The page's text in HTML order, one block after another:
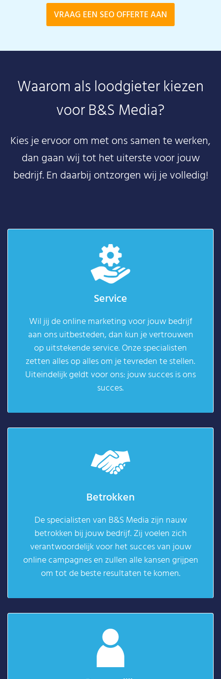
VRAAG EEN SEO OFFERTE AAN
Waarom als loodgieter kiezen
voor B&S Media?
Kies je ervoor om met ons samen te werken,
dan gaan wij tot het uiterste voor jouw
bedrijf. En daarbij ontzorgen wij je volledig!
Service
Wil jij de online marketing voor jouw bedrijf
aan ons uitbesteden, dan kun je vertrouwen
op uitstekende service. Onze specialisten
zetten alles op alles om je tevreden te stellen.
Uiteindelijk geldt voor ons: jouw succes is ons
succes.
Betrokken
De specialisten van B&S Media zijn nauw
betrokken bij jouw bedrijf. Zij voelen zich
verantwoordelijk voor het succes van jouw
online campagnes en zullen alle kansen grijpen
om tot de beste resultaten te komen.